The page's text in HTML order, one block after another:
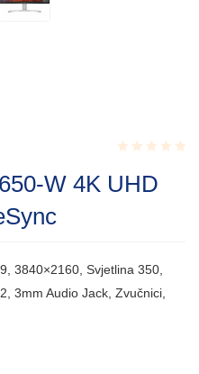
0.001
W 4K UHD
3840×2160, Svjetlina 350,
3mm Audio Jack, Zvučnici,